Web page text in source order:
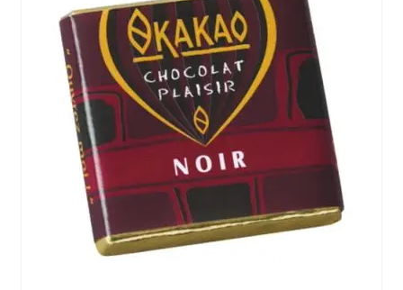
Les conditionnements disponibles :